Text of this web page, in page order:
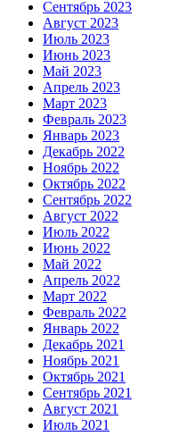
Сентябрь 2023
Август 2023
Июль 2023
Июнь 2023
Май 2023
Апрель 2023
Март 2023
Февраль 2023
Январь 2023
Декабрь 2022
Ноябрь 2022
Октябрь 2022
Сентябрь 2022
Август 2022
Июль 2022
Июнь 2022
Май 2022
Апрель 2022
Март 2022
Февраль 2022
Январь 2022
Декабрь 2021
Ноябрь 2021
Октябрь 2021
Сентябрь 2021
Август 2021
Июль 2021